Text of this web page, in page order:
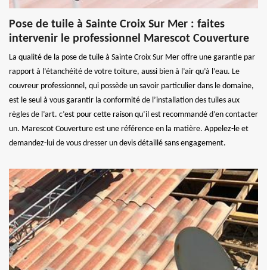
Pose de tuile à Sainte Croix Sur Mer : faites
intervenir le professionnel Marescot Couverture
La qualité de la pose de tuile à Sainte Croix Sur Mer offre une garantie par
rapport à l’étanchéité de votre toiture, aussi bien à l’air qu’à l’eau. Le
couvreur professionnel, qui possède un savoir particulier dans le domaine,
est le seul à vous garantir la conformité de l’installation des tuiles aux
règles de l’art. c’est pour cette raison qu’il est recommandé d’en contacter
un. Marescot Couverture est une référence en la matière. Appelez-le et
demandez-lui de vous dresser un devis détaillé sans engagement.